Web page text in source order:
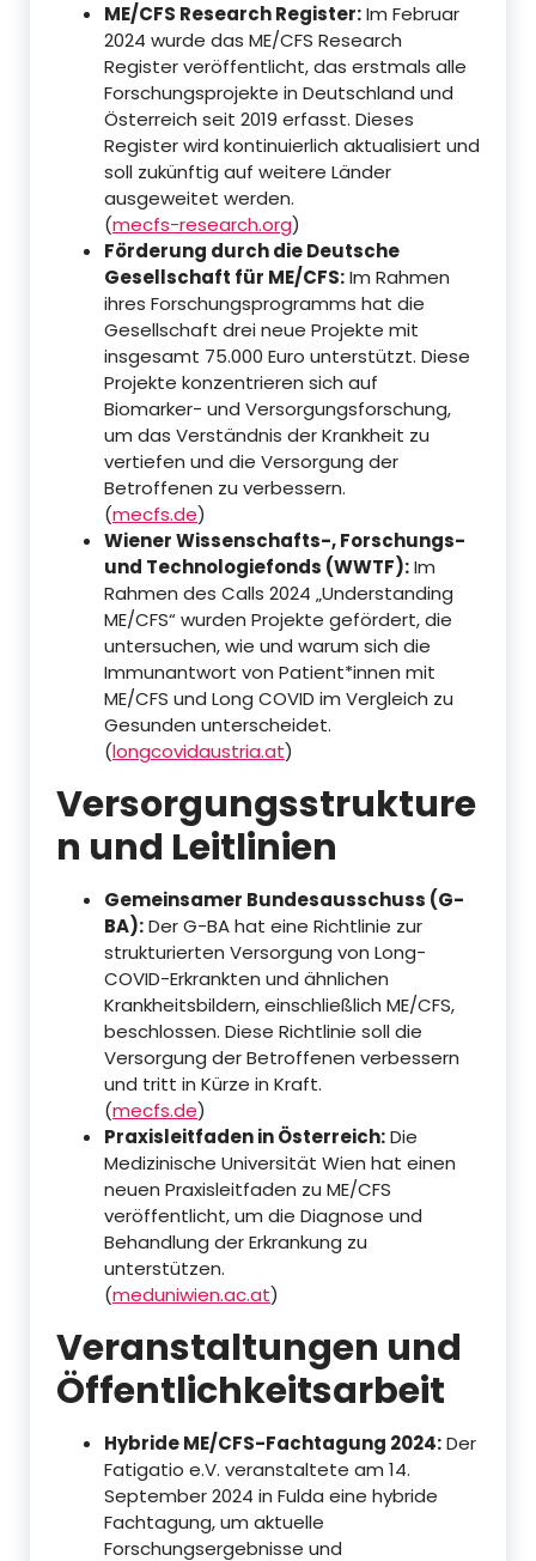
ME/CFS Research Register:Im Februar
2024 wurde das ME/CFS Research
Register veröffentlicht, das erstmals alle
Forschungsprojekte in Deutschland und
Österreich seit 2019 erfasst. Dieses
Register wird kontinuierlich aktualisiert und
soll zukünftig auf weitere Länder
ausgeweitet werden.
(mecfs-research.org)
Förderung durch die Deutsche
Gesellschaft für ME/CFS:Im Rahmen
ihres Forschungsprogramms hat die
Gesellschaft drei neue Projekte mit
insgesamt 75.000 Euro unterstützt. Diese
Projekte konzentrieren sich auf
Biomarker- und Versorgungsforschung,
um das Verständnis der Krankheit zu
vertiefen und die Versorgung der
Betroffenen zu verbessern.
(mecfs.de)
Wiener Wissenschafts-, Forschungs-
und Technologiefonds (WWTF):Im
Rahmen des Calls 2024 „Understanding
ME/CFS“ wurden Projekte gefördert, die
untersuchen, wie und warum sich die
Immunantwort von Patient*innen mit
ME/CFS und Long COVID im Vergleich zu
Gesunden unterscheidet.
(longcovidaustria.at)
Versorgungsstrukture
n und Leitlinien
Gemeinsamer Bundesausschuss (G-
BA):Der G-BA hat eine Richtlinie zur
strukturierten Versorgung von Long-
COVID-Erkrankten und ähnlichen
Krankheitsbildern, einschließlich ME/CFS,
beschlossen. Diese Richtlinie soll die
Versorgung der Betroffenen verbessern
und tritt in Kürze in Kraft.
(mecfs.de)
Praxisleitfaden in Österreich:Die
Medizinische Universität Wien hat einen
neuen Praxisleitfaden zu ME/CFS
veröffentlicht, um die Diagnose und
Behandlung der Erkrankung zu
unterstützen.
(meduniwien.ac.at)
Veranstaltungen und
Öffentlichkeitsarbeit
Hybride ME/CFS-Fachtagung 2024:Der
Fatigatio e.V. veranstaltete am 14.
September 2024 in Fulda eine hybride
Fachtagung, um aktuelle
Forschungsergebnisse und